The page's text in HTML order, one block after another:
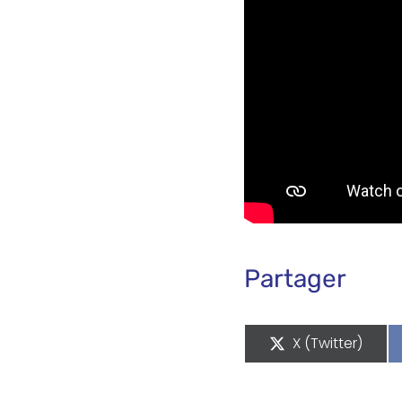
Partager
Share on
X (Twitter)